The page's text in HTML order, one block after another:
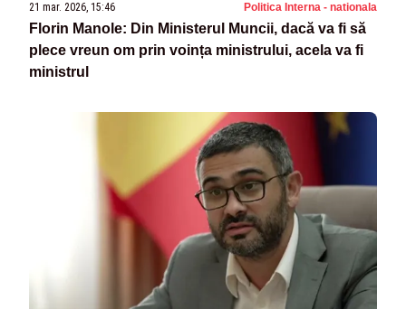
21 mar. 2026, 15:46 Politica Interna - nationala
Florin Manole: Din Ministerul Muncii, dacă va fi să
plece vreun om prin voința ministrului, acela va fi
ministrul